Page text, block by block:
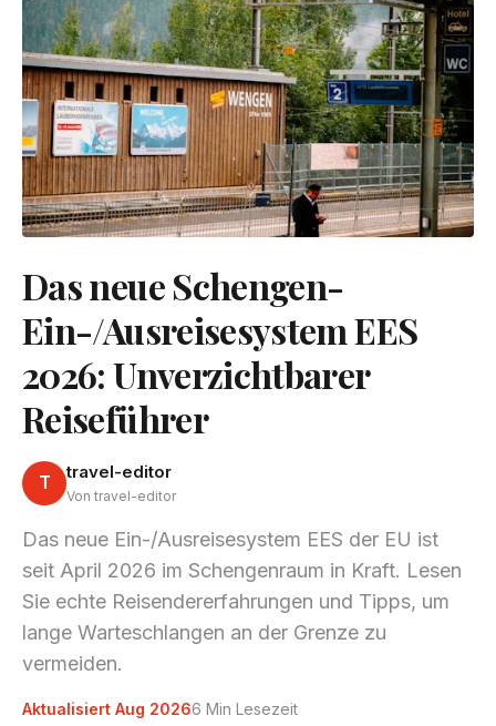
Das neue Schengen-
Ein-/Ausreisesystem EES
2026: Unverzichtbarer
Reiseführer
T travel-editor
Von travel-editor
Das neue Ein-/Ausreisesystem EES der EU ist
seit April 2026 im Schengenraum in Kraft. Lesen
Sie echte Reisendererfahrungen und Tipps, um
lange Warteschlangen an der Grenze zu
vermeiden.
Aktualisiert Aug 20266 Min Lesezeit